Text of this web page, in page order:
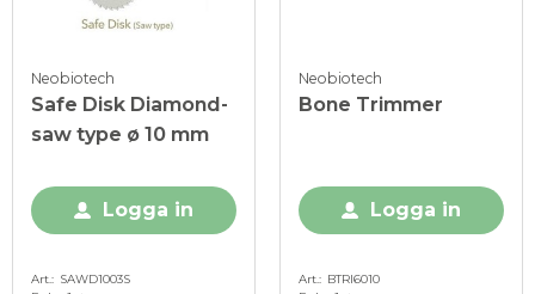
Neobiotech
Safe Disk Diamond-
saw type ø 10 mm
Logga in
Art.
SAWD1003S
Neobiotech
Bone Trimmer
Logga in
Art.
BTRI6010